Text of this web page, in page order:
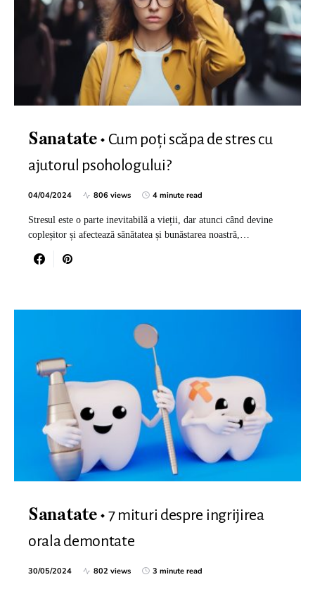
Sanatate
Cum poți scăpa de stres cu
ajutorul psohologului?
04/04/2024 806 views 4 minute read
Stresul este o parte inevitabilă a vieții, dar atunci când devine
copleșitor și afectează sănătatea și bunăstarea noastră,…
Sanatate
7 mituri despre ingrijirea
orala demontate
30/05/2024 802 views 3 minute read